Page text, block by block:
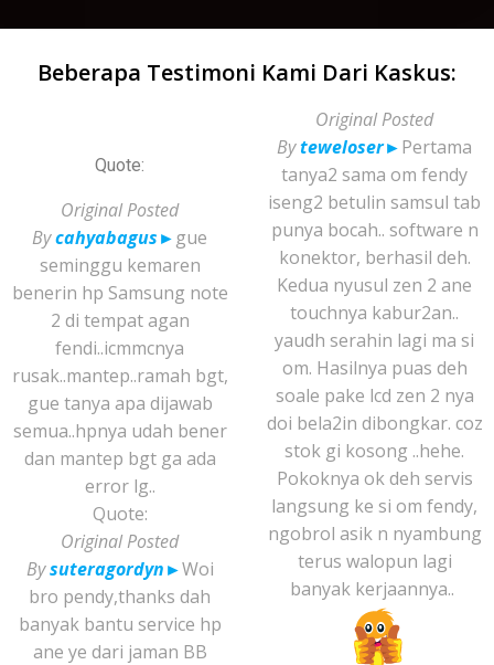
Beberapa Testimoni Kami Dari Kaskus:
Quote:
Original Posted
Bycahyabagus► gue
seminggu kemaren
benerin hp Samsung note
2 di tempat agan
fendi..icmmcnya
rusak..mantep..ramah bgt,
gue tanya apa dijawab
semua..hpnya udah bener
dan mantep bgt ga ada
error lg..
Quote:
Original Posted
Bysuteragordyn►Woi
bro pendy,thanks dah
banyak bantu service hp
ane ye dari jaman BB
Original Posted
Byteweloser►Pertama
tanya2 sama om fendy
iseng2 betulin samsul tab
punya bocah.. software n
konektor, berhasil deh.
Kedua nyusul zen 2 ane
touchnya kabur2an..
yaudh serahin lagi ma si
om. Hasilnya puas deh
soale pake lcd zen 2 nya
doi bela2in dibongkar. coz
stok gi kosong ..hehe.
Pokoknya ok deh servis
langsung ke si om fendy,
ngobrol asik n nyambung
terus walopun lagi
banyak kerjaannya..